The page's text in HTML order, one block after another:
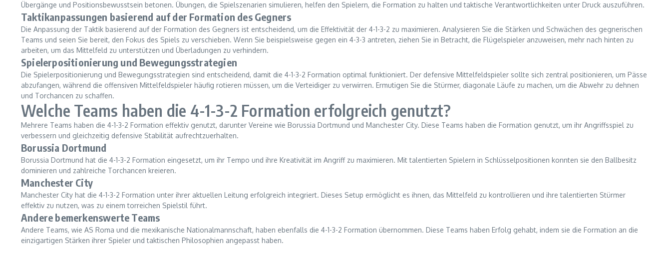
Übergänge und Positionsbewusstsein betonen. Übungen, die Spielszenarien simulieren, helfen den Spielern, die Formation zu halten und taktische Verantwortlichkeiten unter Druck auszuführen.
Taktikanpassungen basierend auf der Formation des Gegners
Die Anpassung der Taktik basierend auf der Formation des Gegners ist entscheidend, um die Effektivität der 4-1-3-2 zu maximieren. Analysieren Sie die Stärken und Schwächen des gegnerischen
Teams und seien Sie bereit, den Fokus des Spiels zu verschieben. Wenn Sie beispielsweise gegen ein 4-3-3 antreten, ziehen Sie in Betracht, die Flügelspieler anzuweisen, mehr nach hinten zu
arbeiten, um das Mittelfeld zu unterstützen und Überladungen zu verhindern.
Spielerpositionierung und Bewegungsstrategien
Die Spielerpositionierung und Bewegungsstrategien sind entscheidend, damit die 4-1-3-2 Formation optimal funktioniert. Der defensive Mittelfeldspieler sollte sich zentral positionieren, um Pässe
abzufangen, während die offensiven Mittelfeldspieler häufig rotieren müssen, um die Verteidiger zu verwirren. Ermutigen Sie die Stürmer, diagonale Läufe zu machen, um die Abwehr zu dehnen
und Torchancen zu schaffen.
Welche Teams haben die 4-1-3-2 Formation erfolgreich genutzt?
Mehrere Teams haben die 4-1-3-2 Formation effektiv genutzt, darunter Vereine wie Borussia Dortmund und Manchester City. Diese Teams haben die Formation genutzt, um ihr Angriffsspiel zu
verbessern und gleichzeitig defensive Stabilität aufrechtzuerhalten.
Borussia Dortmund
Borussia Dortmund hat die 4-1-3-2 Formation eingesetzt, um ihr Tempo und ihre Kreativität im Angriff zu maximieren. Mit talentierten Spielern in Schlüsselpositionen konnten sie den Ballbesitz
dominieren und zahlreiche Torchancen kreieren.
Manchester City
Manchester City hat die 4-1-3-2 Formation unter ihrer aktuellen Leitung erfolgreich integriert. Dieses Setup ermöglicht es ihnen, das Mittelfeld zu kontrollieren und ihre talentierten Stürmer
effektiv zu nutzen, was zu einem torreichen Spielstil führt.
Andere bemerkenswerte Teams
Andere Teams, wie AS Roma und die mexikanische Nationalmannschaft, haben ebenfalls die 4-1-3-2 Formation übernommen. Diese Teams haben Erfolg gehabt, indem sie die Formation an die
einzigartigen Stärken ihrer Spieler und taktischen Philosophien angepasst haben.